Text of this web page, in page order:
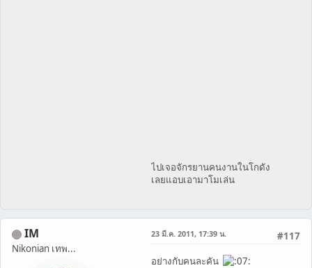
ไปเจอจักรยานคนงานในโกดัง
เลยแอบเอามาโมเล่น
IM
Nikonian เทพ...
#117
23 มี.ค. 2011, 17:39 น.
อย่างกับคนละคัน